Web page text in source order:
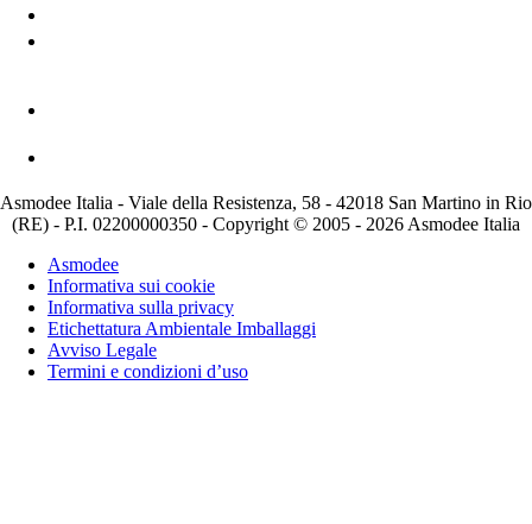
Asmodee Italia - Viale della Resistenza, 58 - 42018 San Martino in Rio
(RE) - P.I. 02200000350 - Copyright © 2005 - 2026 Asmodee Italia
Asmodee
Informativa sui cookie
Informativa sulla privacy
Etichettatura Ambientale Imballaggi
Avviso Legale
Termini e condizioni d’uso